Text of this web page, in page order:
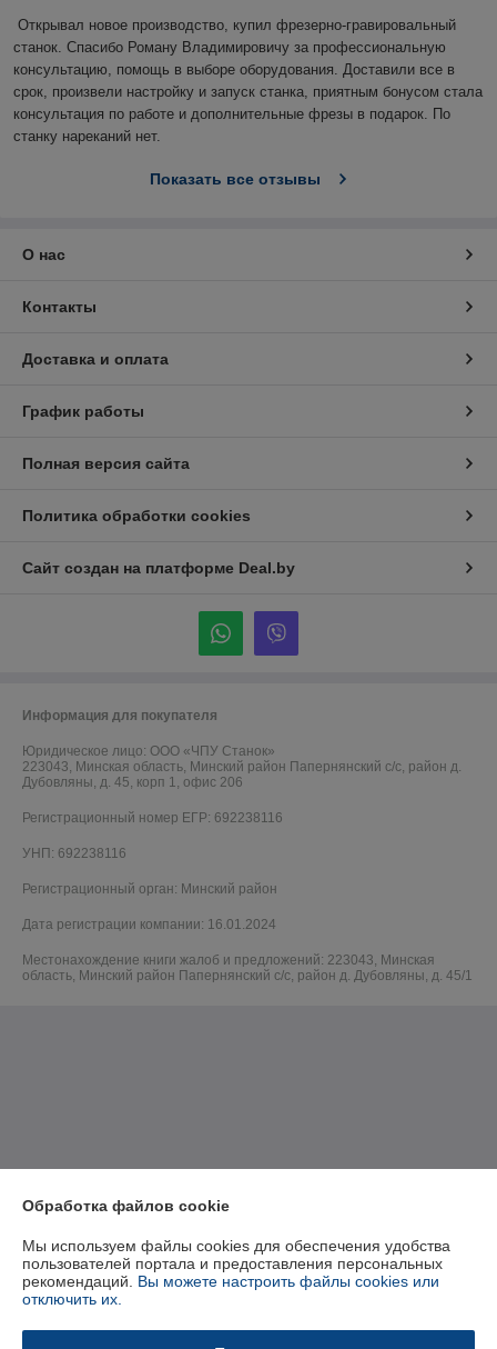
Открывал новое производство, купил фрезерно-гравировальный
станок. Спасибо Роману Владимировичу за профессиональную
консультацию, помощь в выборе оборудования. Доставили все в
срок, произвели настройку и запуск станка, приятным бонусом стала
консультация по работе и дополнительные фрезы в подарок. По
станку нареканий нет.
Показать все отзывы
О нас
Контакты
Доставка и оплата
График работы
Полная версия сайта
Политика обработки cookies
Сайт создан на платформе Deal.by
Информация для покупателя
Юридическое лицо: ООО «ЧПУ Станок»
223043, Минская область, Минский район Папернянский с/с, район д.
Дубовляны, д. 45, корп 1, офис 206
Регистрационный номер ЕГР: 692238116
УНП: 692238116
Регистрационный орган: Минский район
Дата регистрации компании: 16.01.2024
Местонахождение книги жалоб и предложений: 223043, Минская
область, Минский район Папернянский с/с, район д. Дубовляны, д. 45/1
Обработка файлов cookie
Мы используем файлы cookies для обеспечения удобства
пользователей портала и предоставления персональных
рекомендаций. Вы можете настроить файлы cookies или
отключить их.